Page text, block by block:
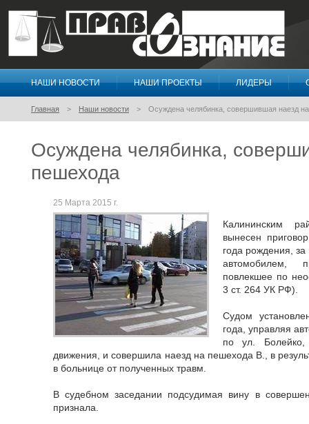
Правосознание
НАШИ НОВОСТИ НАШИ ПРОЕКТЫ ЛИДЕРЫ
Главная Наши новости Осуждена челябинка, совершившая наезд
Осуждена челябинка,
пешехода
25 Марта 2015 г.
Калининским
вынесен
года рождения,
автомобилем,
повлекшее по
3 ст. 264 УК РФ).
Судом
года, управляя
по ул. Болейко,
движения, и совершила наезд на пешехода В., в
в больнице от полученных травм.
В судебном заседании подсудимая вину в
признала.